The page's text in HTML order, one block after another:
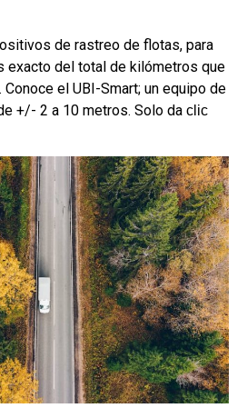
de rastreo de flotas, para
exacto del total de kilómetros que
el UBI-Smart; un equipo de
+/- 2 a 10 metros. Solo da clic